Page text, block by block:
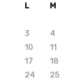
L M
3
4
10
11
17
18
24
25